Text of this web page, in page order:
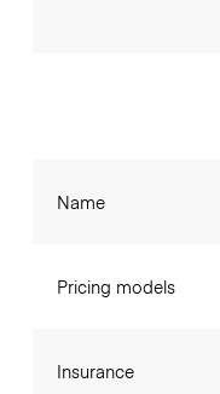
Name
Pricing models
Insurance